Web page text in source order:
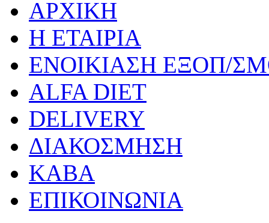
ΑΡΧΙΚΗ
Η ΕΤΑΙΡΙΑ
ΕΝΟΙΚΙΑΣΗ ΕΞΟΠ/
ALFA DIET
DELIVERY
ΔΙΑΚΟΣΜΗΣΗ
ΚΑΒΑ
ΕΠΙΚΟΙΝΩΝΙΑ